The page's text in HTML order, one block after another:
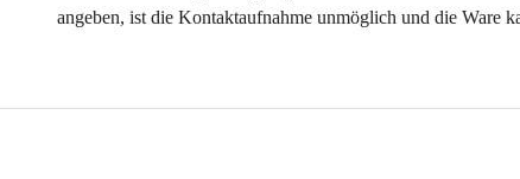
angeben, ist die Kontaktaufnahme unmöglich und die Ware